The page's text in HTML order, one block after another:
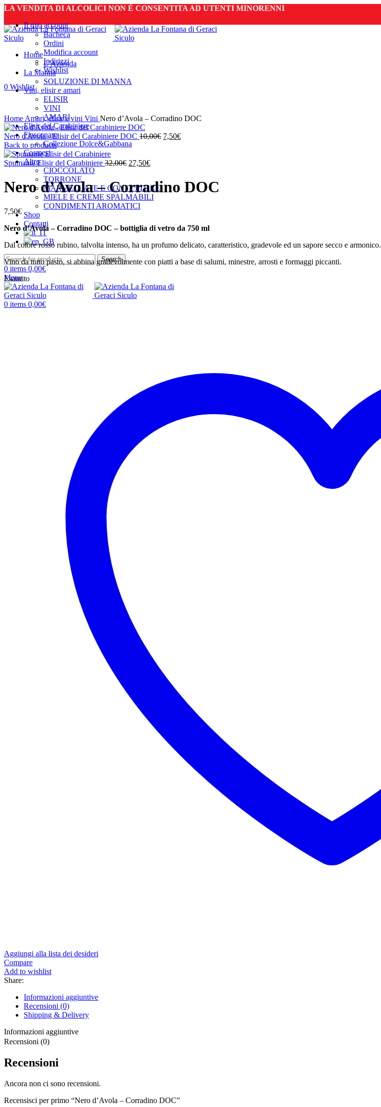
LA VENDITA DI ALCOLICI NON È CONSENTITA AD UTENTI MINORENNI
Il mio account
Bacheca
Ordini
Modifica account
Indirizzi
Wishlist
0 Wishlist
Home
L’Azienda
La Manna
SOLUZIONE DI MANNA
Vini, elisir e amari
ELISIR
VINI
AMARI
Elisir del Carabiniere
Fiasconaro
Collezione Dolce&Gabbana
Cosmesi
Altro
CIOCCOLATO
TORRONE
MARMELLATE E CONFETTURE
MIELE E CREME SPALMABILI
CONDIMENTI AROMATICI
Shop
Contatti
Search
0 items 0,00€
Menu
0 items 0,00€
Sold outNew
Click to enlarge
Home Amari, elisir e vini Vini Nero d’Avola – Corradino DOC
Nero d'Avola - Elisir del Carabiniere DOC 10,00€ Il
7,50€Il
Back to products
Spumante Elisir del Carabiniere 32,00€ Il
originale
era:
32,00€.
27,50€Il
attuale
è:
27,50€.
Nero d’Avola – Corradino DOC
7,50€
Nero d’Avola – Corradino DOC – bottiglia di vetro da 750 ml
Dal colore rosso rubino, talvolta intenso, ha un profumo delicato, caratteristico, gradevole ed un sapore secco e armonico.
Vino da tutto pasto, si abbina gradevolmente con piatti a base di salumi, minestre, arrosti e formaggi piccanti.
Esaurito
Aggiungi alla lista dei desideri
Compare
Add to wishlist
Share:
Informazioni aggiuntive
Recensioni (0)
Shipping & Delivery
Informazioni aggiuntive
Recensioni (0)
Recensioni
Ancora non ci sono recensioni.
Recensisci per primo “Nero d’Avola – Corradino DOC”